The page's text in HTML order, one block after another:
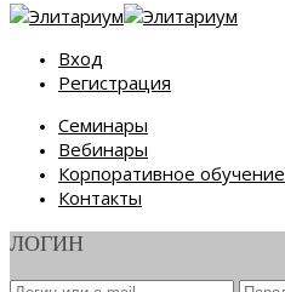
Вход
Регистрация
Семинары
Вебинары
Корпоративное обучение
Контакты
ЛОГИН